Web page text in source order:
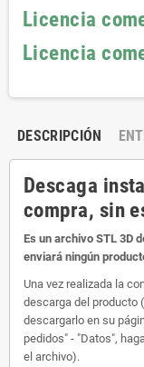
Licencia
Licencia
DESCRIPCIÓN
Descaga
compra, sin
Es un archivo STL 3D
enviará ningún
Una vez realizada la
descarga del producto
descargarlo en su
pedidos" - "Datos",
el archivo).